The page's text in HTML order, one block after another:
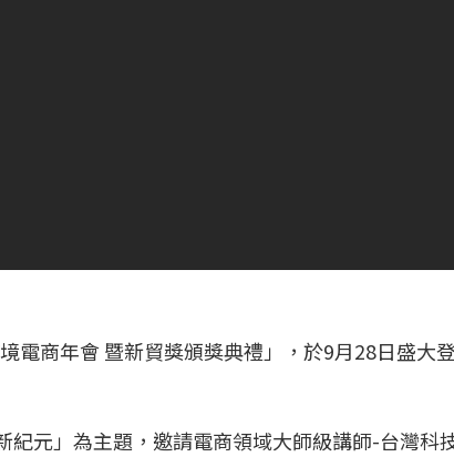
電商年會 暨新貿獎頒獎典禮」，於9月28日盛大
元」為主題，邀請電商領域大師級講師-台灣科